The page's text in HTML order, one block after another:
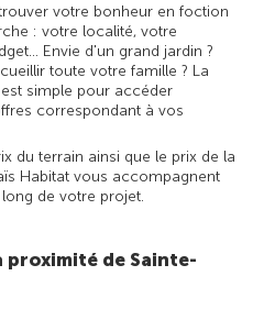
votre bonheur en foction
: votre localité, votre
Envie d'un grand jardin ?
toute votre famille ? La
simple pour accéder
correspondant à vos
du terrain ainsi que le prix de la
Habitat vous accompagnent
de votre projet.
proximité de Sainte-